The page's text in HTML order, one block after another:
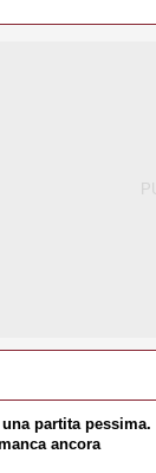
partita pessima.
ancora